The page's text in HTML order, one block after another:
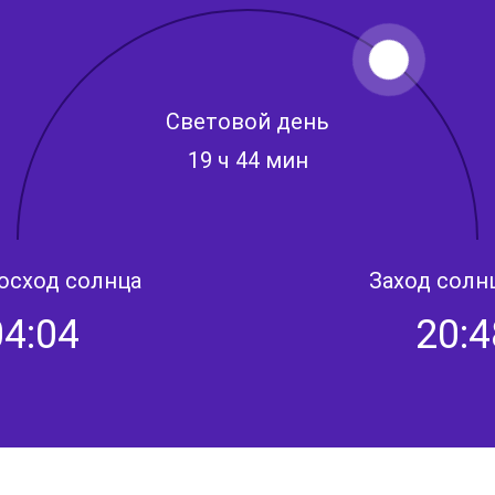
Световой день
19 ч 44 мин
солнца Заход